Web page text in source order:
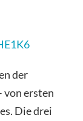
der
ersten
Die drei